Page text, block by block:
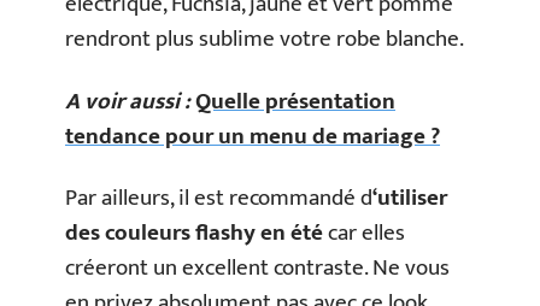
rendront plus sublime votre robe blanche.
A voir aussi :Quelle présentation
tendance pour un menu de mariage ?
Par ailleurs, il est recommandé d‘utiliser
des couleurs flashy en étécar elles
créeront un excellent contraste. Ne vous